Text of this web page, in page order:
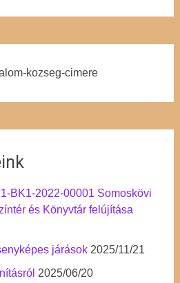
BK1-2022-00001 Somoskövi
és Könyvtár felújítása
járások 2025/11/21
2025/06/20